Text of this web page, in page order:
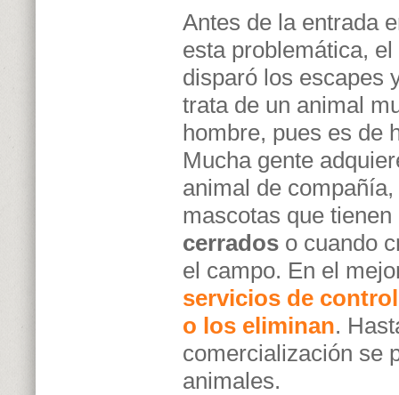
Antes de la entrada
esta problemática,
disparó los escapes
trata de un animal
hombre, pues es de
Mucha gente
animal de
mascotas que
cerrados o cuando
el campo. En el
servicios de
o los eliminan.
comercialización se
animales.